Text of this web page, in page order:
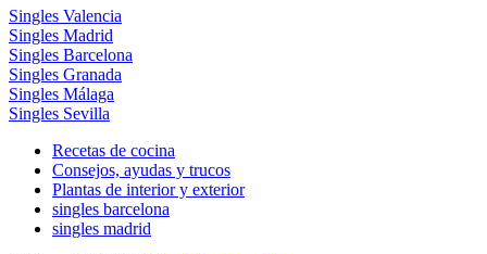
Singles Valencia
Singles Madrid
Singles Barcelona
Singles Granada
Singles Málaga
Singles Sevilla
Recetas de cocina
Consejos, ayudas y trucos
Plantas de interior y exterior
singles barcelona
singles madrid